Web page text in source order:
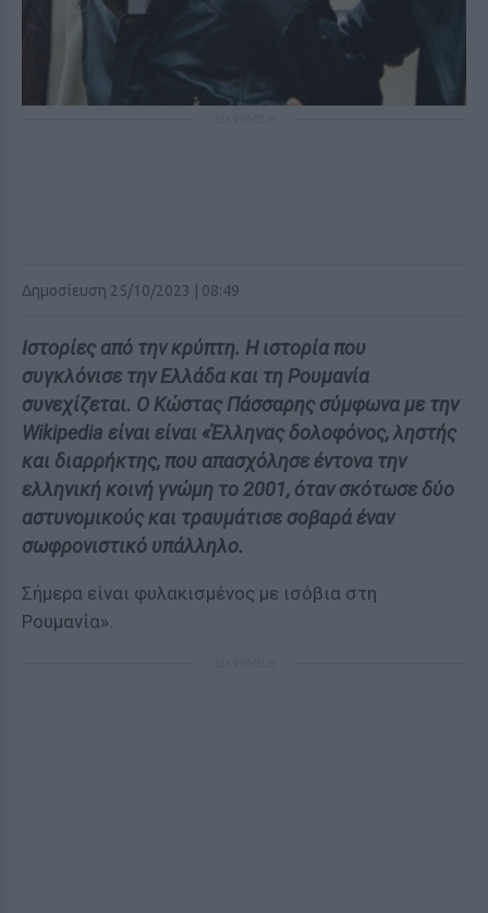
Δημοσίευση 25/10/2023 | 08:49
Ιστορίες από την κρύπτη. Η ιστορία που
συγκλόνισε την Ελλάδα και τη Ρουμανία
συνεχίζεται. Ο Κώστας Πάσσαρης σύμφωνα με την
Wikipedia είναι είναι «Έλληνας δολοφόνος, ληστής
και διαρρήκτης, που απασχόλησε έντονα την
ελληνική κοινή γνώμη το 2001, όταν σκότωσε δύο
αστυνομικούς και τραυμάτισε σοβαρά έναν
σωφρονιστικό υπάλληλο.
Σήμερα είναι φυλακισμένος με ισόβια στη
Ρουμανία».